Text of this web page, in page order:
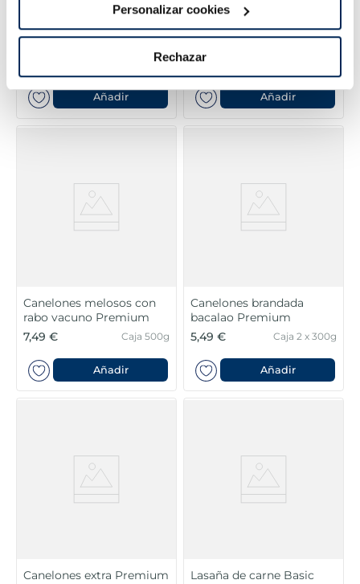
Personalizar cookies
Rechazar
Canelones extra con
Caja 675g
Añadir
Lasaña de carne
6,49 €
Añadir
Canelones melosos con
rabo vacuno Premium
7,49 €
Caja 500g
Añadir
Canelones brandada
bacalao Premium
5,49 €
Caja 2 x 300g
Añadir
Canelones extra Premium
Lasaña de carne Basic